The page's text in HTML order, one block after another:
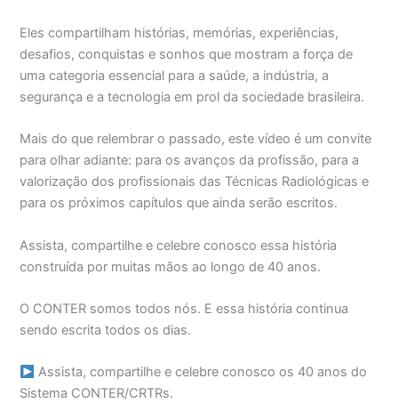
Eles compartilham histórias, memórias, experiências,
desafios, conquistas e sonhos que mostram a força de
uma categoria essencial para a saúde, a indústria, a
segurança e a tecnologia em prol da sociedade brasileira.
Mais do que relembrar o passado, este vídeo é um convite
para olhar adiante: para os avanços da profissão, para a
valorização dos profissionais das Técnicas Radiológicas e
para os próximos capítulos que ainda serão escritos.
Assista, compartilhe e celebre conosco essa história
construída por muitas mãos ao longo de 40 anos.
O CONTER somos todos nós. E essa história continua
sendo escrita todos os dias.
Assista, compartilhe e celebre conosco os 40 anos do
Sistema CONTER/CRTRs.